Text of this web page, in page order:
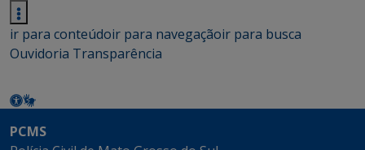
ir para conteúdoir para navegaçãoir para busca
Ouvidoria Transparência
PCMS